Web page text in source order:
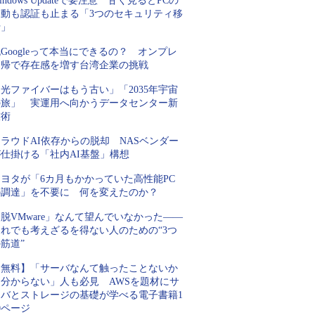
も認証も止まる「3つのセキュリティ移
って本当にできるの？ オンプレ
で存在感を増す台湾企業の挑戦
ファイバーはもう古い」「2035年宇宙
」 実運用へ向かうデータセンター新
ウドAI依存からの脱却 NASベンダー
掛ける「社内AI基盤」構想
タが「6カ月もかかっていた高性能PC
達」を不要に 何を変えたのか？
VMware」なんて望んでいなかった――
でも考えざるを得ない人のための“3つ
道”
料】「サーバなんて触ったことないか
からない」人も必見 AWSを題材にサ
とストレージの基礎が学べる電子書籍1
ージ